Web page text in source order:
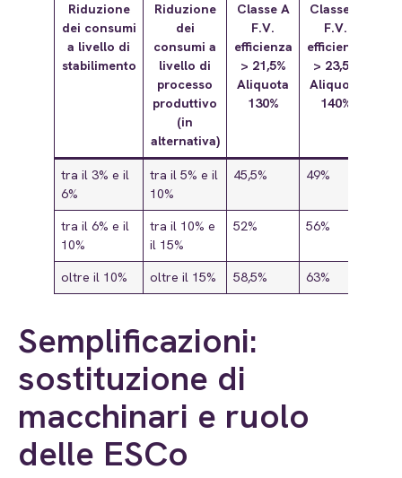
Riduzione
dei consumi
a livello di
stabilimento
Riduzione
dei
consumi a
livello di
processo
produttivo
(in
alternativa)
Classe A
F.V.
efficienza
> 21,5%
Aliquota
130%
Classe B
F.V.
efficienza
> 23,5%
Aliquota
140%
tra il 3% e il
6%
tra il 5% e il
10%
45,5% 49%
tra il 6% e il
10%
tra il 10% e
il 15%
52% 56%
oltre il 10% oltre il 15% 58,5% 63%
Semplificazioni:
sostituzione di
macchinari e ruolo
delle ESCo